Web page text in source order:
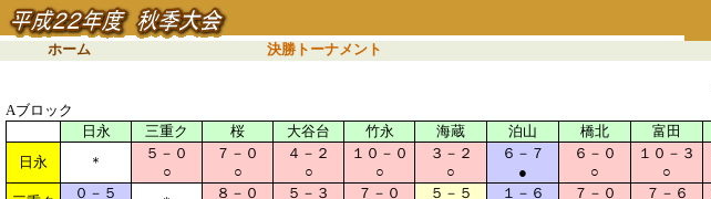
ホーム
決勝トーナメント
Aブロック
日永
三重ク 桜 大谷台 竹永 海蔵 泊山 橋北 富田
日永
＊
５－０
○
７－０
○
４－２
○
１０－０
○
３－２
○
６－７
●
６－０
○
１０－３
○
０－５
８－０
５－３
７－０
５－５
１－６
７－０
７－６